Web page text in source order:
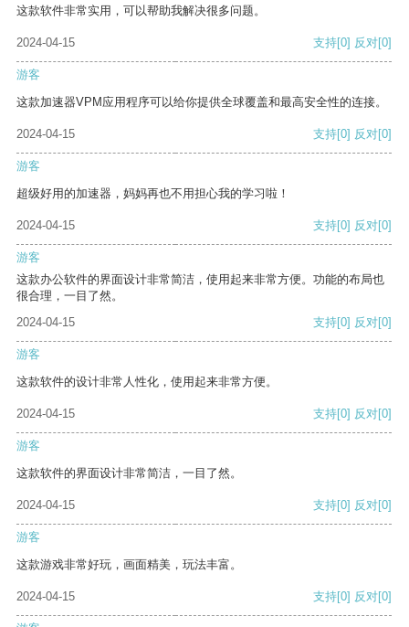
这款软件非常实用，可以帮助我解决很多问题。
2024-04-15 支持[0] 反对[0]
游客
这款加速器VPM应用程序可以给你提供全球覆盖和最高安全性的连接。
2024-04-15 支持[0] 反对[0]
游客
超级好用的加速器，妈妈再也不用担心我的学习啦！
2024-04-15 支持[0] 反对[0]
游客
这款办公软件的界面设计非常简洁，使用起来非常方便。功能的布局也
很合理，一目了然。
2024-04-15
支持[0] 反对[0]
游客
这款软件的设计非常人性化，使用起来非常方便。
2024-04-15 支持[0] 反对[0]
游客
这款软件的界面设计非常简洁，一目了然。
2024-04-15 支持[0] 反对[0]
游客
这款游戏非常好玩，画面精美，玩法丰富。
2024-04-15 支持[0] 反对[0]